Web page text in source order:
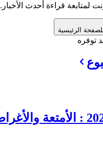
لمتابعة قراءة أحدث الأخبار.
الرئيسية
توفره